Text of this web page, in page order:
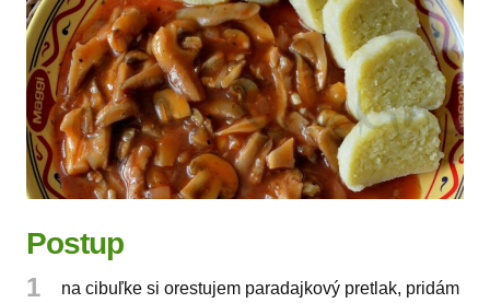
Postup
1
na cibuľke si orestujem paradajkový pretlak, pridám